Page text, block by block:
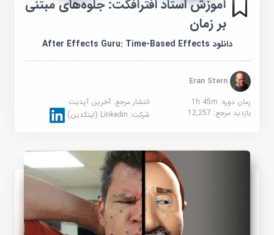
آموزش استاد افترافکت: جلوه‌های مبتنی
بر زمان
دانلود After Effects Guru: Time-Based Effects
Eran Stern
زمان دوره: 1h 45m
انتشار مرجع:آخرین آپدیت
بازدید مرجع:12,257 شرکت:Linkedin (لینکدین)